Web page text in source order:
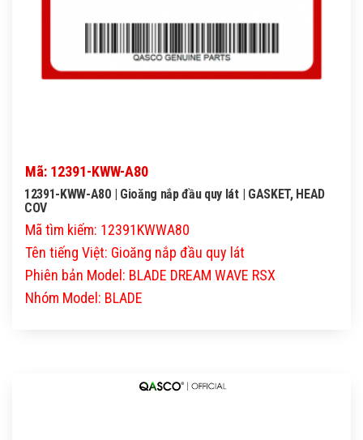
Mã: 12391-KWW-A80
12391-KWW-A80 | Gioăng nắp đầu quy lát | GASKET, HEAD
COV
Mã tìm kiếm: 12391KWWA80
Tên tiếng Việt: Gioăng nắp đầu quy lát
Phiên bản Model: BLADE DREAM WAVE RSX
Nhóm Model: BLADE